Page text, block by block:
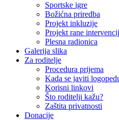
Sportske igre
Božićna priredba
Projekt inkluzije
Projekt rane
Plesna radionica
Galerija slika
Za roditelje
Procedura prijema
Kada se javiti
Korisni linkovi
Što roditelji kažu?
Zaštita privatnosti
Donacije